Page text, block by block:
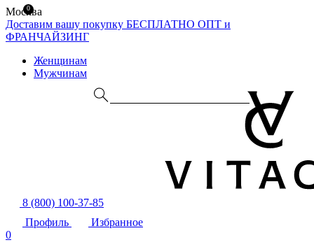
Москва
Доставим вашу покупку БЕСПЛАТНО ОПТ и
ФРАНЧАЙЗИНГ
Женщинам
Мужчинам
8 (800) 100-37-85
Профиль
Избранное
0
0